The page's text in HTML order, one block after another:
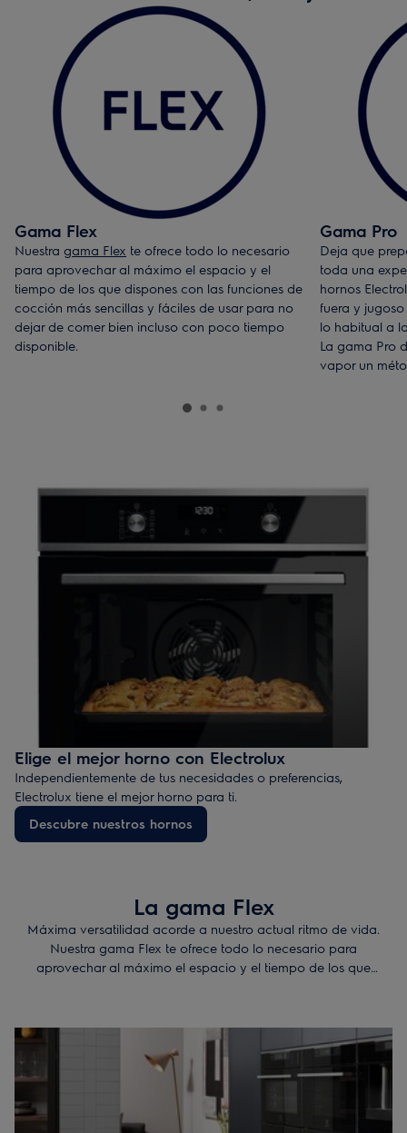
Gama Flex
Nuestra gama Flex te ofrece todo lo necesario
para aprovechar al máximo el espacio y el
tiempo de los que dispones con las funciones de
cocción más sencillas y fáciles de usar para no
dejar de comer bien incluso con poco tiempo
disponible.
Gama Pro
Deja que
toda una
hornos
fuera y
lo habitual a
La gama Pro
vapor un
Elige el mejor horno con Electrolux
Independientemente de tus necesidades o preferencias,
Electrolux tiene el mejor horno para ti.
Descubre nuestros hornos
La gama Flex
Máxima versatilidad acorde a nuestro actual ritmo de vida.
Nuestra gama Flex te ofrece todo lo necesario para
aprovechar al máximo el espacio y el tiempo de los que